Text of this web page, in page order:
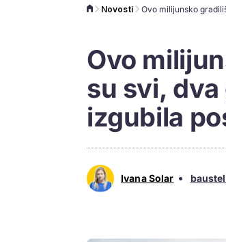
Novosti
Ovo
su svi,
izgubila
Ivana Solar •